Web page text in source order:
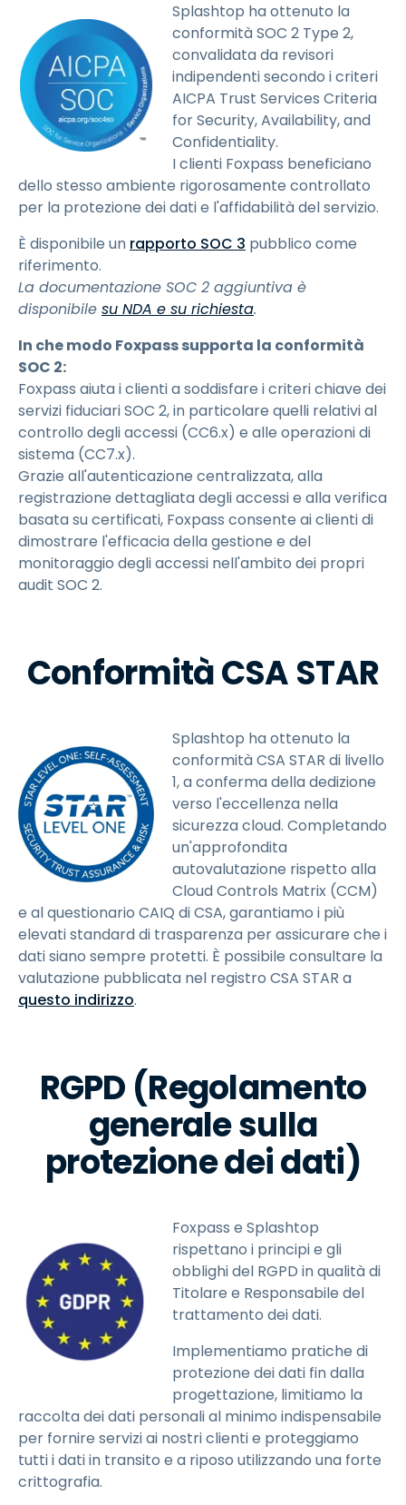
Splashtop ha ottenuto la
conformità SOC 2 Type 2,
convalidata da revisori
indipendenti secondo i criteri
AICPA Trust Services Criteria
for Security, Availability, and
Confidentiality.
I clienti Foxpass beneficiano
dello stesso ambiente rigorosamente controllato
per la protezione dei dati e l'affidabilità del servizio.
È disponibile un rapporto SOC 3 pubblico come
riferimento.
La documentazione SOC 2 aggiuntiva è
disponibile su NDA e su richiesta.
In che modo Foxpass supporta la conformità
SOC 2:
Foxpass aiuta i clienti a soddisfare i criteri chiave dei
servizi fiduciari SOC 2, in particolare quelli relativi al
controllo degli accessi (CC6.x) e alle operazioni di
sistema (CC7.x).
Grazie all'autenticazione centralizzata, alla
registrazione dettagliata degli accessi e alla verifica
basata su certificati, Foxpass consente ai clienti di
dimostrare l'efficacia della gestione e del
monitoraggio degli accessi nell'ambito dei propri
audit SOC 2.
Conformità CSA STAR
Splashtop ha ottenuto la
conformità CSA STAR di livello
1, a conferma della dedizione
verso l'eccellenza nella
sicurezza cloud. Completando
un'approfondita
autovalutazione rispetto alla
Cloud Controls Matrix (CCM)
e al questionario CAIQ di CSA, garantiamo i più
elevati standard di trasparenza per assicurare che i
dati siano sempre protetti. È possibile consultare la
valutazione pubblicata nel registro CSA STAR a
questo indirizzo.
RGPD (Regolamento
generale sulla
protezione dei dati)
Foxpass e Splashtop
rispettano i principi e gli
obblighi del RGPD in qualità di
Titolare e Responsabile del
trattamento dei dati.
Implementiamo pratiche di
protezione dei dati fin dalla
progettazione, limitiamo la
raccolta dei dati personali al minimo indispensabile
per fornire servizi ai nostri clienti e proteggiamo
tutti i dati in transito e a riposo utilizzando una forte
crittografia.